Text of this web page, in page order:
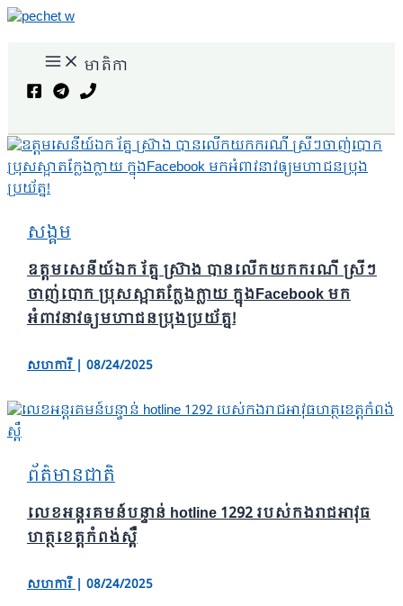
Skip
content
មាតិកា
សង្គម
ឧត្តមសេនីយ៍ឯក រ័ត្ន ស៊្រាង បានលើកយកករណី ស្រីៗ
ចាញ់បោក ប្រុសស្អាតក្លែងក្លាយ ក្នុងFacebook មក
អំពាវនាវឲ្យមហាជនប្រុងប្រយ័ត្ន!
សហការី| 08/24/2025
ព័ត៌មានជាតិ
លេខអន្តរគមន៍បន្ទាន់ hotline 1292 របស់កងរាជអាវុធ
ហត្ថខេត្តកំពង់ស្ពឺ
សហការី| 08/24/2025